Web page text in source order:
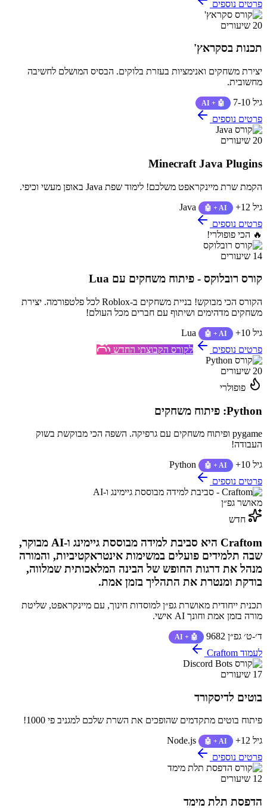
פרטים נוספים
20 שיעורים
תכנות בסקראץ'
יצירת משחקים ואנימציות בעזרת בלוקים. הבסיס המושלם לחשיבה
מחשובית.
גיל 7-10
🤖 + AI
פרטים נוספים
20 שיעורים
Minecraft Java Plugins
הקמת שרת מיינקראפט משלכם! לימוד שפת Java באופן מעשי וכיפי.
גיל 12+
Java 🤖 + AI
פרטים נוספים
🔥 הכי פופולרי!
14 שיעורים
קורס רובלוקס - פיתוח משחקים עם Lua
הקורס הכי מבוקש! בניית משחקים ב-Roblox לכל פלטפורמה. יצירת
משחקים מדהימים ושיתוף עם חברים מכל העולם!
גיל 10+
Lua 🤖 + AI
פרטים נוספים לקורס הקבוצתי החדש
20 שיעורים
פופולרי
Python: פיתוח משחקים
pygame ופיתוח משחקים עם גרפיקה. השפה הכי מבוקשת בשוק
העבודה!
גיל 10+
Python 🤖 + AI
פרטים נוספים
מאושר גפ״ן
חדש
Craftom היא סביבת למידה מבוססת גיימינג ו-AI מבוקר,
שבה תלמידים פועלים במשימות אינטראקטיביות, והמורה
מנהל את דרגות החופש של הבינה המלאכותית שמלווה,
בודקת ומנטרת את התהליך בזמן אמת.
תכנית ייחודית מאושרת גפ״ן למוסדות חינוך, עם מיינקראפט, שליטת
מורה בזמן אמת וחונך AI אישי.
ד׳-ט׳ גפ״ן 9682 🤖 + AI
לעמוד Craftom
17 שיעורים
בוטים לדיסקורד
פיתוח בוטים מתקדמים שהופכים את השרת שלכם למגניב פי 1000!
גיל 12+
Node.js 🤖 + AI
פרטים נוספים
12 שיעורים
הדפסת תלת מימד